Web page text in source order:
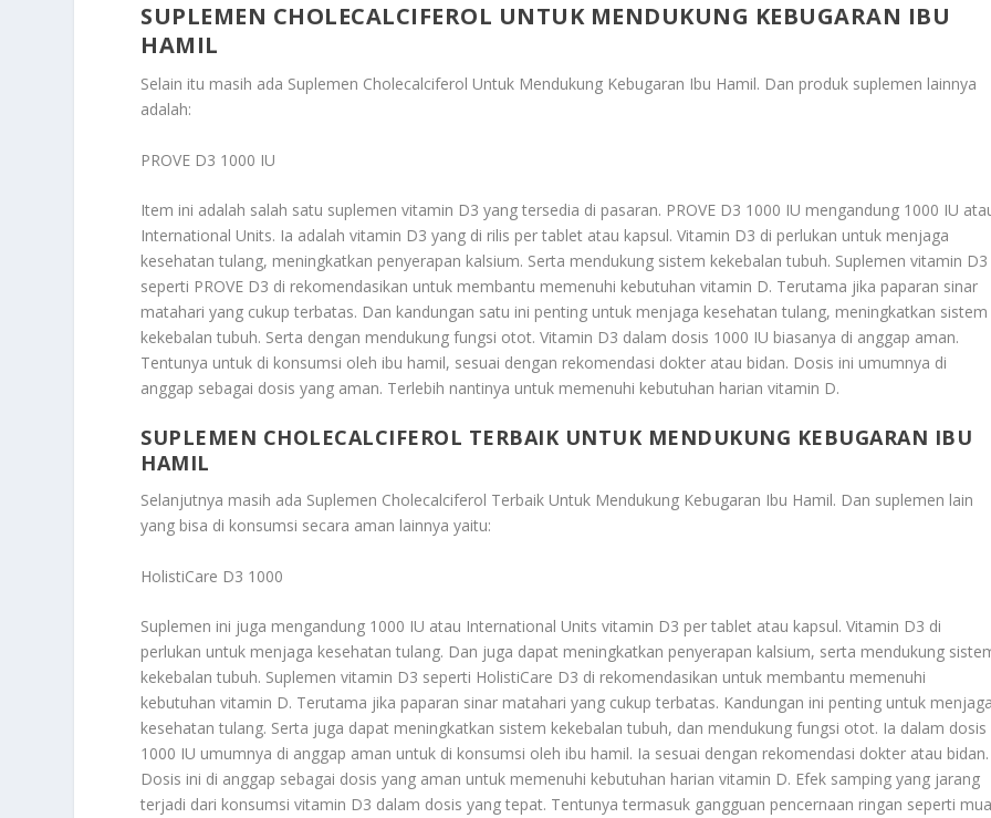
SUPLEMEN CHOLECALCIFEROL UNTUK MENDUKUNG KEBUGARAN IBU
HAMIL
Selain itu masih ada Suplemen Cholecalciferol Untuk Mendukung Kebugaran Ibu Hamil. Dan produk suplemen lainnya
adalah:
PROVE D3 1000 IU
Item ini adalah salah satu suplemen vitamin D3 yang tersedia di pasaran. PROVE D3 1000 IU mengandung 1000 IU
International Units. Ia adalah vitamin D3 yang di rilis per tablet atau kapsul. Vitamin D3 di perlukan untuk menjaga
kesehatan tulang, meningkatkan penyerapan kalsium. Serta mendukung sistem kekebalan tubuh. Suplemen vitamin D3
seperti PROVE D3 di rekomendasikan untuk membantu memenuhi kebutuhan vitamin D. Terutama jika paparan sinar
matahari yang cukup terbatas. Dan kandungan satu ini penting untuk menjaga kesehatan tulang, meningkatkan sistem
kekebalan tubuh. Serta dengan mendukung fungsi otot. Vitamin D3 dalam dosis 1000 IU biasanya di anggap aman.
Tentunya untuk di konsumsi oleh ibu hamil, sesuai dengan rekomendasi dokter atau bidan. Dosis ini umumnya di
anggap sebagai dosis yang aman. Terlebih nantinya untuk memenuhi kebutuhan harian vitamin D.
SUPLEMEN CHOLECALCIFEROL TERBAIK UNTUK MENDUKUNG KEBUGARAN IBU
HAMIL
Selanjutnya masih ada Suplemen Cholecalciferol Terbaik Untuk Mendukung Kebugaran Ibu Hamil. Dan suplemen lain
yang bisa di konsumsi secara aman lainnya yaitu:
HolistiCare D3 1000
Suplemen ini juga mengandung 1000 IU atau International Units vitamin D3 per tablet atau kapsul. Vitamin D3 di
perlukan untuk menjaga kesehatan tulang. Dan juga dapat meningkatkan penyerapan kalsium, serta mendukung
kekebalan tubuh. Suplemen vitamin D3 seperti HolistiCare D3 di rekomendasikan untuk membantu memenuhi
kebutuhan vitamin D. Terutama jika paparan sinar matahari yang cukup terbatas. Kandungan ini penting untuk
kesehatan tulang. Serta juga dapat meningkatkan sistem kekebalan tubuh, dan mendukung fungsi otot. Ia dalam dosis
1000 IU umumnya di anggap aman untuk di konsumsi oleh ibu hamil. Ia sesuai dengan rekomendasi dokter atau bidan.
Dosis ini di anggap sebagai dosis yang aman untuk memenuhi kebutuhan harian vitamin D. Efek samping yang jarang
terjadi dari konsumsi vitamin D3 dalam dosis yang tepat. Tentunya termasuk gangguan pencernaan ringan seperti